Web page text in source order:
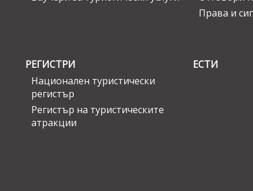
Права и
РЕГИСТРИ
Национален туристически
регистър
Регистър на туристическите
атракции
ЕСТИ